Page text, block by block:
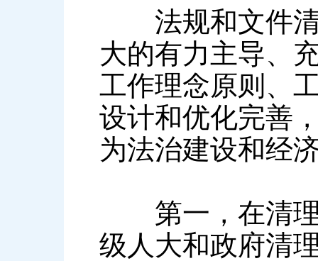
法规和文件清
大的有力主导、
工作理念原则、
设计和优化完善
为法治建设和经
第一，在清理
级人大和政府清